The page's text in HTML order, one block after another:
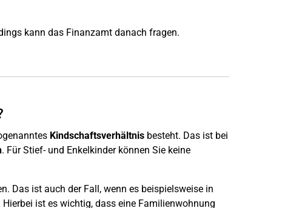
kann das Finanzamt danach fragen.
Kindschaftsverhältnisbesteht. Das ist bei
. Für Stief- und Enkelkinder können Sie keine
Das ist auch der Fall, wenn es beispielsweise in
ist es wichtig, dass eine Familienwohnung